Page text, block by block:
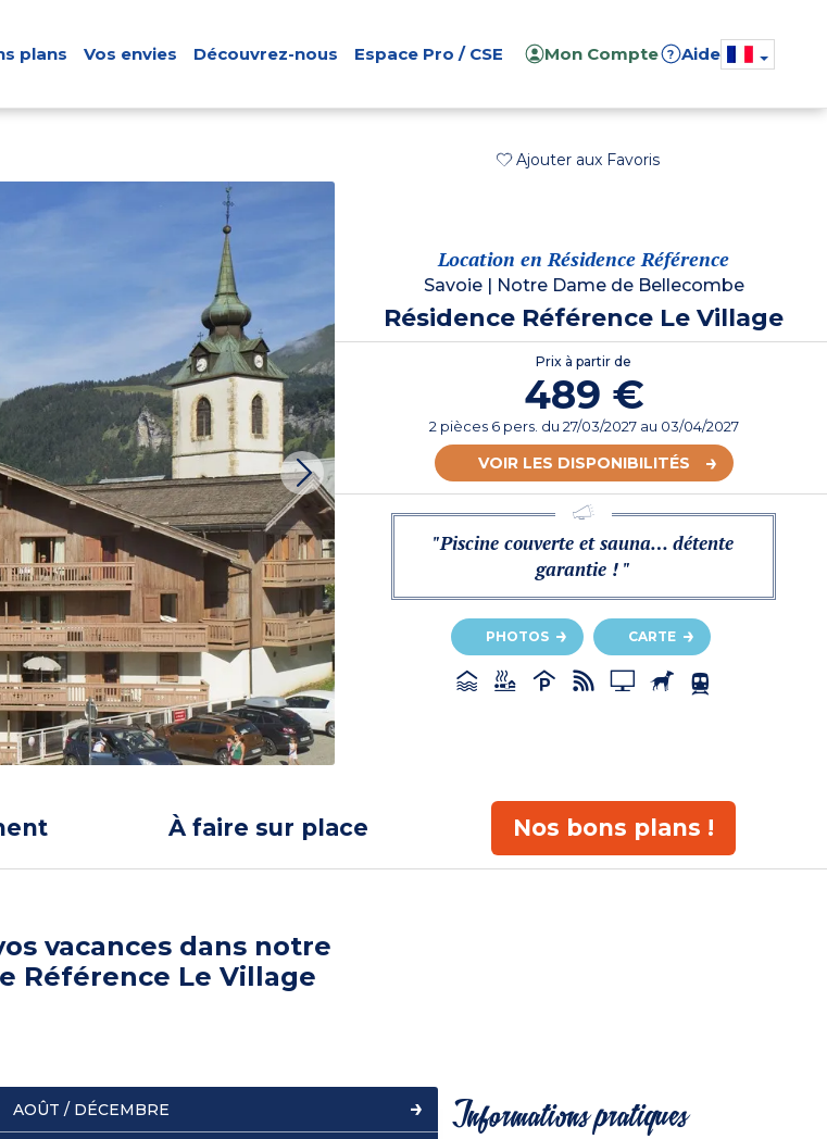
plans Vos envies Découvrez-nous Espace Pro / CSE Mon Compte ? Aide
Ajouter aux Favoris
Location en Résidence Référence
Savoie| Notre Dame de Bellecombe
Résidence Référence Le Village
Prix à partir de
489 €
2 pièces 6 pers. du 27/03/2027au 03/04/2027
VOIR LES DISPONIBILITÉS
"Piscine couverte et sauna… détente
garantie ! "
PHOTOS CARTE
À faire sur place Nos bons plans !
vacances dans notre
Référence Le Village
AOÛT / DÉCEMBRE Informations pratiques